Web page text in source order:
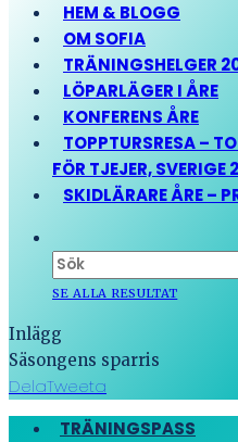
HEM & BLOGG
OM SOFIA
TRÄNINGSHELGER
LÖPARLÄGER I ÅRE
KONFERENS ÅRE
TOPPTURSRESA –
FÖR TJEJER, SVERIGE
SKIDLÄRARE ÅRE –
SE ALLA RESULTAT
Inlägg
Säsongens sparris
DelaTweeta
TRÄNINGSPASS